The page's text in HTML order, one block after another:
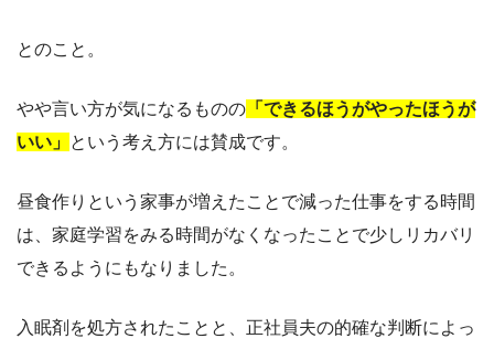
とのこと。
やや言い方が気になるものの 「できるほうがやったほうが
いい」 という考え方には賛成です。
昼食作りという家事が増えたことで減った仕事をする時間
は、家庭学習をみる時間がなくなったことで少しリカバリ
できるようにもなりました。
入眠剤を処方されたことと、正社員夫の的確な判断によっ